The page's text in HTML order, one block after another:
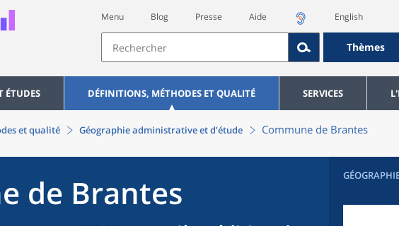
Menu Blog Presse Aide English
Thèmes
ÉTUDES DÉFINITIONS, MÉTHODES ET QUALITÉ SERVICES
et qualité Géographie administrative et d’étude Commune de Brantes
de Brantes